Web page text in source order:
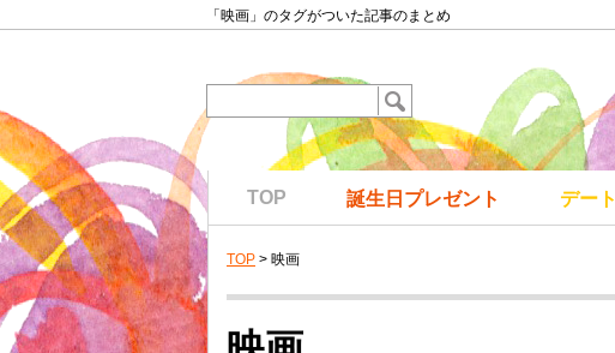
「映画」のタグがついた記事のまとめ
TOP 誕生日プレゼント デート
TOP > 映画